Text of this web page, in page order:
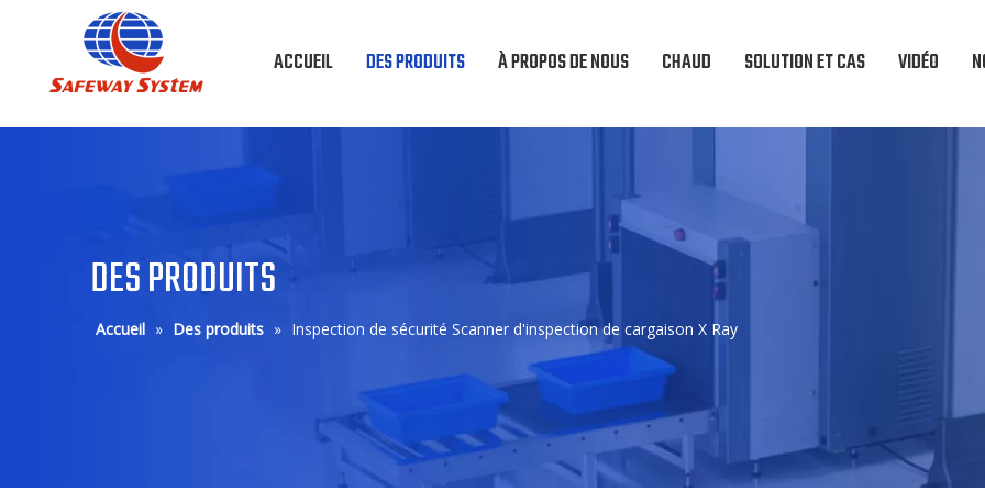
ACCUEIL DES PRODUITS À PROPOS DE NOUS CHAUD SOLUTION ET CAS VIDÉO
DES PRODUITS
Accueil » Des produits » Inspection de sécurité Scanner d'inspection de cargaison X Ray